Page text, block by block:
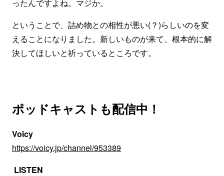
ったんですよね。マジか。
ということで、詰め物との相性が悪い(？)らしいのを変
えることになりました。新しいものが来て、根本的に解
決してほしいと祈っているところです。
ポッドキャストも配信中！
Voicy
https://voicy.jp/channel/953389
LISTEN